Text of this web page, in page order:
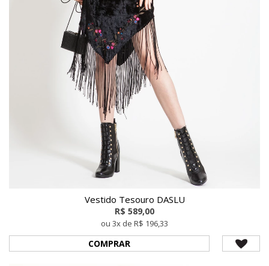
Vestido Tesouro DASLU
R$ 589,00
ou 3x de R$ 196,33
COMPRAR